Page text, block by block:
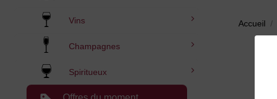
Vins
Champagnes
Spiritueux
Accueil